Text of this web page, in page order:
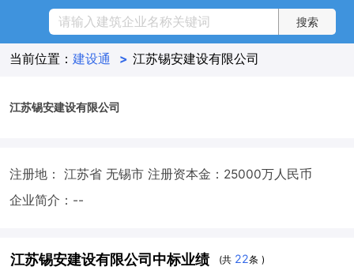
当前位置： 建设通 > 江苏锡安建设有限公司
江苏锡安建设有限公司
注册地： 江苏省 无锡市 注册资本金：25000万人民币
企业简介：--
江苏锡安建设有限公司中标业绩 (共 22条 )